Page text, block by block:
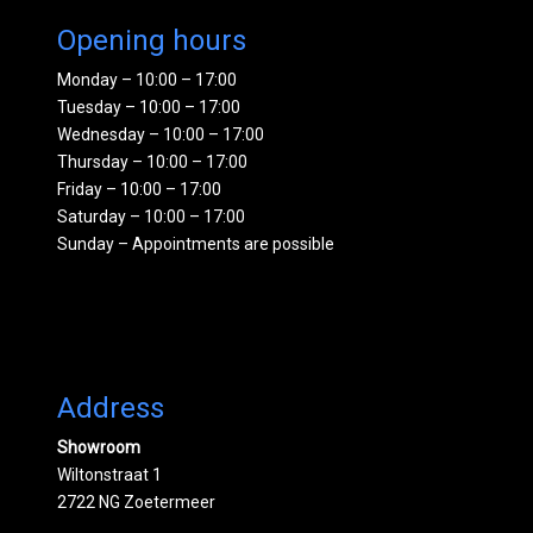
Opening hours
Monday – 10:00 – 17:00
Tuesday – 10:00 – 17:00
Wednesday – 10:00 – 17:00
Thursday – 10:00 – 17:00
Friday – 10:00 – 17:00
Saturday – 10:00 – 17:00
Sunday – Appointments are possible
Address
Showroom
Wiltonstraat 1
2722 NG Zoetermeer